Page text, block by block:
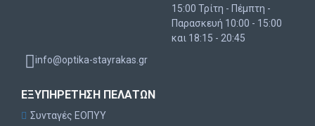
15:00 Τρίτη - Πέμπτη -
Παρασκευή 10:00 - 15:00
και 18:15 - 20:45
info@optika-stayrakas.gr
ΕΞΥΠΗΡΈΤΗΣΗ ΠΕΛΑΤΏΝ
Συνταγές ΕΟΠΥΥ